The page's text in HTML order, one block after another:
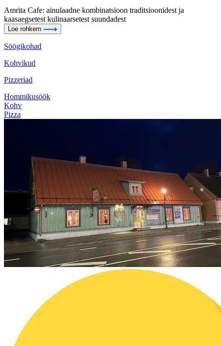
Amrita Cafe: ainulaadne kombinatsioon traditsioonidest ja
kaasaegsetest kulinaarsetest suundadest
Loe rohkem
Söögikohad
Kohvikud
Pizzeriad
Hommikusöök
Kohv
Pizza